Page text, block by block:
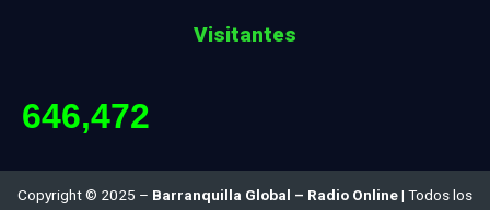
Visitantes
646,472
Copyright © 2025 – Barranquilla Global – Radio Online| Todos los